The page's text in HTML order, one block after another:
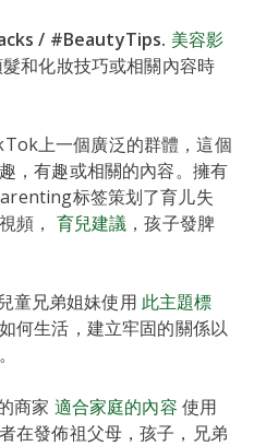
/ #BeautyTips. 美容影
和化妝技巧或相關內容時
上一個廣泛的群體，這個
，有趣或相關的內容。擁有
标签策划了育儿失
頻， 育兒建議 ，孩子發脾
童兄弟姐妹使用 此主題標
何生活，建立牢固的關係以
商家 適合家庭的內容 使用
發佈祖父母，孩子，兄弟